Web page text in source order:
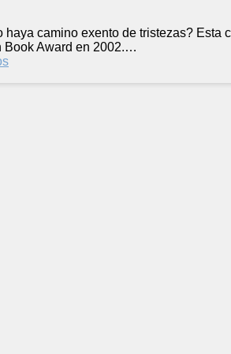
camino exento de tristezas? Esta
Book Award en 2002.…